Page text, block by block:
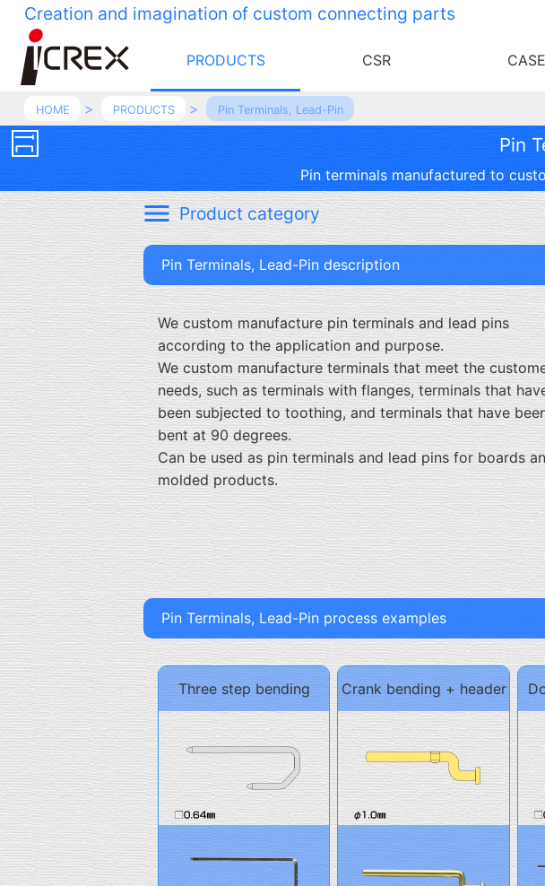
Creation and imagination of custom connecting parts
PRODUCTS CSR CASE
HOME PRODUCTS Pin Terminals, Lead-Pin
Pin
Pin terminals manufactured to
Product category
Pin Terminals, Lead-Pin description
We custom manufacture pin terminals and lead pins
according to the application and purpose.
We custom manufacture terminals that meet the
needs, such as terminals with flanges, terminals that
been subjected to toothing, and terminals that have
bent at 90 degrees.
Can be used as pin terminals and lead pins for boards
molded products.
Pin Terminals, Lead-Pin process examples
Three step bending Crank bending + header